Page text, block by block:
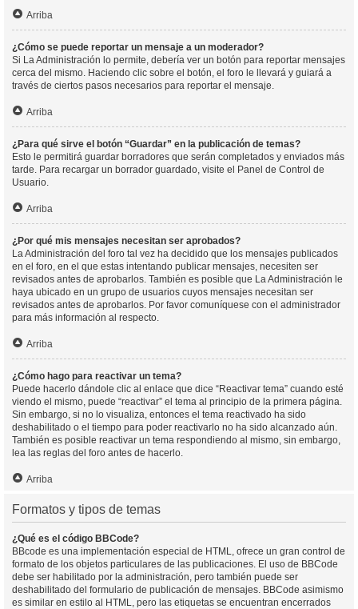
Arriba
¿Cómo se puede reportar un mensaje a un moderador?
Si La Administración lo permite, debería ver un botón para reportar mensajes
cerca del mismo. Haciendo clic sobre el botón, el foro le llevará y guiará a
través de ciertos pasos necesarios para reportar el mensaje.
Arriba
¿Para qué sirve el botón “Guardar” en la publicación de temas?
Esto le permitirá guardar borradores que serán completados y enviados más
tarde. Para recargar un borrador guardado, visite el Panel de Control de
Usuario.
Arriba
¿Por qué mis mensajes necesitan ser aprobados?
La Administración del foro tal vez ha decidido que los mensajes publicados
en el foro, en el que estas intentando publicar mensajes, necesiten ser
revisados antes de aprobarlos. También es posible que La Administración le
haya ubicado en un grupo de usuarios cuyos mensajes necesitan ser
revisados antes de aprobarlos. Por favor comuníquese con el administrador
para más información al respecto.
Arriba
¿Cómo hago para reactivar un tema?
Puede hacerlo dándole clic al enlace que dice “Reactivar tema” cuando esté
viendo el mismo, puede “reactivar” el tema al principio de la primera página.
Sin embargo, si no lo visualiza, entonces el tema reactivado ha sido
deshabilitado o el tiempo para poder reactivarlo no ha sido alcanzado aún.
También es posible reactivar un tema respondiendo al mismo, sin embargo,
lea las reglas del foro antes de hacerlo.
Arriba
Formatos y tipos de temas
¿Qué es el código BBCode?
BBcode es una implementación especial de HTML, ofrece un gran control de
formato de los objetos particulares de las publicaciones. El uso de BBCode
debe ser habilitado por la administración, pero también puede ser
deshabilitado del formulario de publicación de mensajes. BBCode asimismo
es similar en estilo al HTML, pero las etiquetas se encuentran encerrados